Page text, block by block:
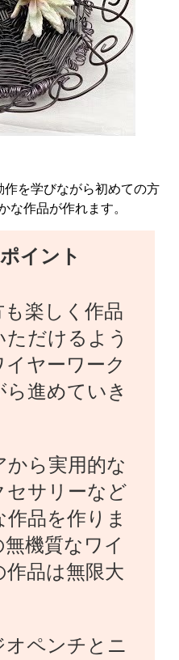
を学びながら初めての方
な作品が作れます。
イント
楽しく作品
ただけるよう
ヤーワーク
ら進めていき
から実用的な
セサリーなど
品を作りま
機質なワイ
品は無限大
オペンチとニ